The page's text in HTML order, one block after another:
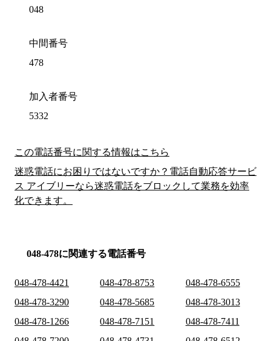
048
中間番号
478
加入者番号
5332
この電話番号に関する情報はこちら
迷惑電話にお困りではないですか？電話自動応答サービ
ス アイブリーなら迷惑電話をブロックして業務を効率
化できます。
048-478に関連する電話番号
048-478-4421 048-478-8753
048-478-6555
048-478-3290
048-478-5685
048-478-3013
048-478-1266
048-478-7151
048-478-7411